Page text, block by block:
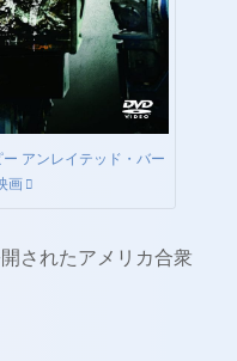
アンレイテッド・バー
画
されたアメリカ合衆